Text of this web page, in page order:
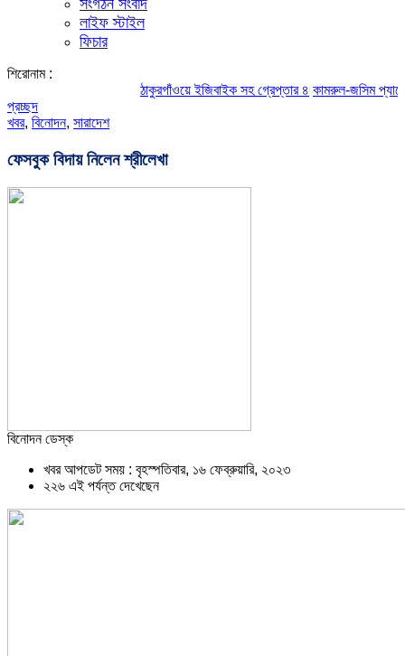
সংগঠন সংবাদ
লাইফ স্টাইল
ফিচার
শিরোনাম :
ঠাকুরগাঁওয়ে ইজিবাইক সহ গ্রেপ্তার ৪ কামরুল-জসিম প্যানেলের
প্রচ্ছদ
খবর, বিনোদন, সারাদেশ
ফেসবুক বিদায় নিলেন শ্রীলেখা
বিনোদন ডেস্ক
খবর আপডেট সময় : বৃহস্পতিবার, ১৬ ফেব্রুয়ারি, ২০২৩
২২৬ এই পর্যন্ত দেখেছেন